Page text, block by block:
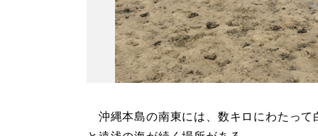
沖縄本島の南東には、数キロにわたって